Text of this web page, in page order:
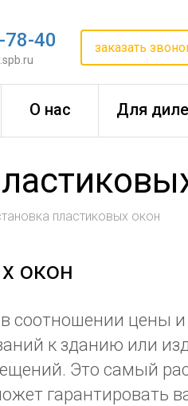
78-40 заказать
О нас Для
пластиковых окон
окон
соотношении цены и
к зданию или
Это самый
гарантировать